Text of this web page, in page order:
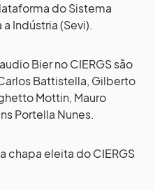
do Sistema
Indústria (Sevi).
Bier no CIERGS são
Battistella, Gilberto
Mottin, Mauro
Portella Nunes.
eleita do CIERGS